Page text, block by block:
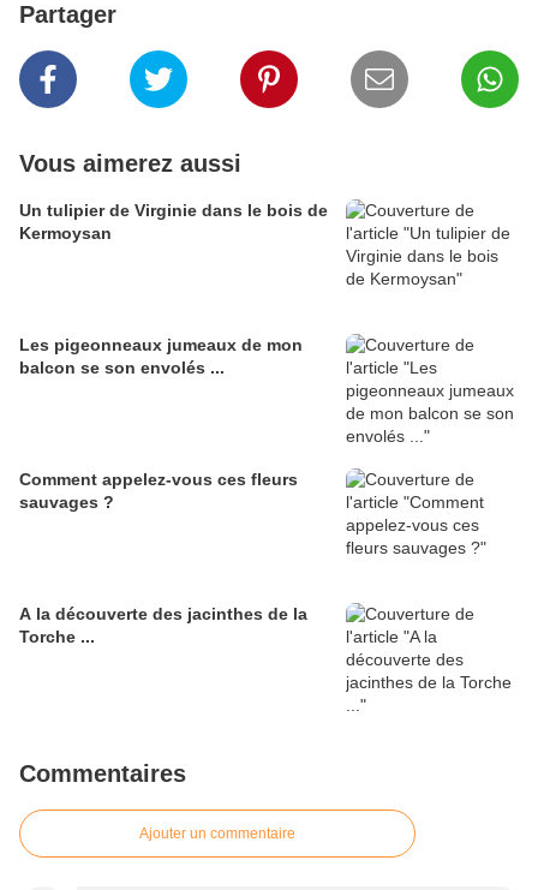
Partager
Vous aimerez aussi
Un tulipier de Virginie dans le bois de
Kermoysan
Les pigeonneaux jumeaux de mon
balcon se son envolés ...
Comment appelez-vous ces fleurs
sauvages ?
A la découverte des jacinthes de la
Torche ...
Commentaires
Ajouter un commentaire